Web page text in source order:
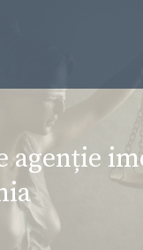
agenție